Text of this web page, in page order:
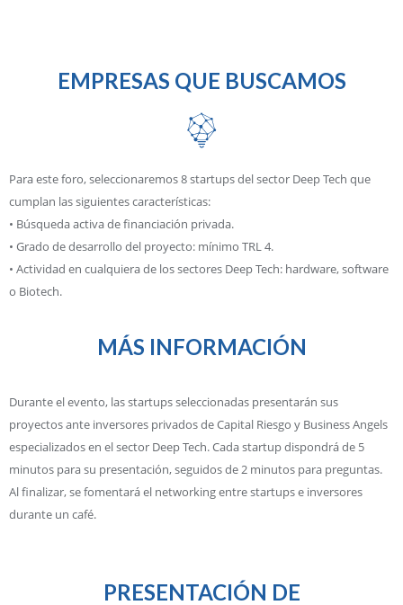
EMPRESAS QUE BUSCAMOS
Para este foro, seleccionaremos 8 startups del sector Deep Tech que
cumplan las siguientes características:
• Búsqueda activa de financiación privada.
• Grado de desarrollo del proyecto: mínimo TRL 4.
• Actividad en cualquiera de los sectores Deep Tech: hardware, software
o Biotech.
MÁS INFORMACIÓN
Durante el evento, las startups seleccionadas presentarán sus
proyectos ante inversores privados de Capital Riesgo y Business Angels
especializados en el sector Deep Tech. Cada startup dispondrá de 5
minutos para su presentación, seguidos de 2 minutos para preguntas.
Al finalizar, se fomentará el networking entre startups e inversores
durante un café.
PRESENTACIÓN DE